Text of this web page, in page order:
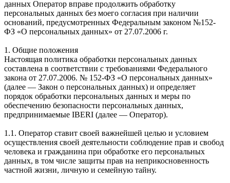
данных Оператор вправе продолжить обработку
персональных данных без моего согласия при наличии
оснований, предусмотренных Федеральным законом №152-
ФЗ «О персональных данных» от 27.07.2006 г.
1. Общие положения
Настоящая политика обработки персональных данных
составлена в соответствии с требованиями Федерального
закона от 27.07.2006. № 152-ФЗ «О персональных данных»
(далее — Закон о персональных данных) и определяет
порядок обработки персональных данных и меры по
обеспечению безопасности персональных данных,
предпринимаемые IBERI (далее — Оператор).
1.1. Оператор ставит своей важнейшей целью и условием
осуществления своей деятельности соблюдение прав и свобод
человека и гражданина при обработке его персональных
данных, в том числе защиты прав на неприкосновенность
частной жизни, личную и семейную тайну.